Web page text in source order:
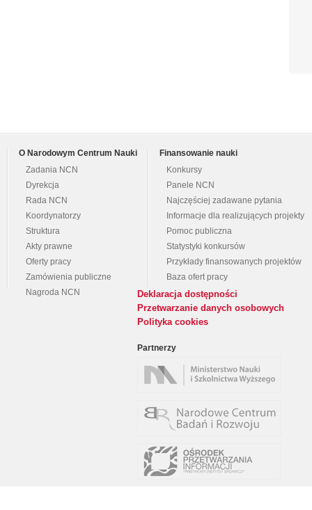
O Narodowym Centrum Nauki
Zadania NCN
Dyrekcja
Rada NCN
Koordynatorzy
Struktura
Akty prawne
Oferty pracy
Zamówienia publiczne
Nagroda NCN
Finansowanie nauki
Konkursy
Panele NCN
Najczęściej zadawane pytania
Informacje dla realizujących projekty
Pomoc publiczna
Statystyki konkursów
Przykłady finansowanych projektów
Baza ofert pracy
Deklaracja dostępności
Przetwarzanie danych osobowych
Polityka cookies
Partnerzy